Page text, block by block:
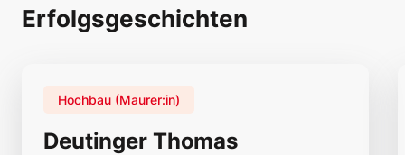
Erfolgsgeschichten
Deutinger Thomas
Hochbau (Maurer:in)